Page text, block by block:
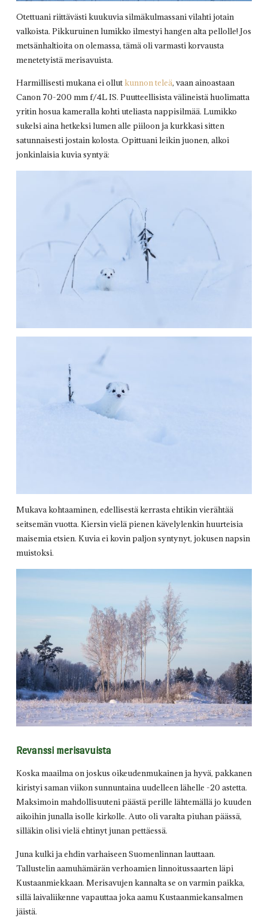
Otettuani riittävästi kuukuvia silmäkulmassani vilahti jotain
valkoista. Pikkuruinen lumikko ilmestyi hangen alta pellolle! Jos
metsänhaltioita on olemassa, tämä oli varmasti korvausta
menetetyistä merisavuista.
Harmillisesti mukana ei ollutkunnon teleä, vaan ainoastaan
Canon 70-200 mm f/4L IS. Puutteellisista välineistä huolimatta
yritin hosua kameralla kohti uteliasta nappisilmää. Lumikko
sukelsi aina hetkeksi lumen alle piiloon ja kurkkasi sitten
satunnaisesti jostain kolosta. Opittuani leikin juonen, alkoi
jonkinlaisia kuvia syntyä:
Mukava kohtaaminen, edellisestä kerrasta ehtikin vierähtää
seitsemän vuotta. Kiersin vielä pienen kävelylenkin huurteisia
maisemia etsien. Kuvia ei kovin paljon syntynyt, jokusen napsin
muistoksi.
Revanssi merisavuista
Koska maailma on joskus oikeudenmukainen ja hyvä, pakkanen
kiristyi saman viikon sunnuntaina uudelleen lähelle -20 astetta.
Maksimoin mahdollisuuteni päästä perille lähtemällä jo kuuden
aikoihin junalla isolle kirkolle. Auto oli varalta piuhan päässä,
silläkin olisi vielä ehtinyt junan pettäessä.
Juna kulki ja ehdin varhaiseen Suomenlinnan lauttaan.
Tallustelin aamuhämärän verhoamien linnoitussaarten läpi
Kustaanmiekkaan. Merisavujen kannalta se on varmin paikka,
sillä laivaliikenne vapauttaa joka aamu Kustaanmiekansalmen
jäistä.